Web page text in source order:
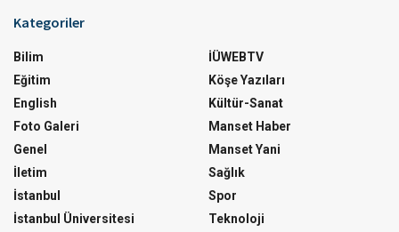
Kategoriler
Bilim
Eğitim
English
Foto Galeri
Genel
İletim
İstanbul
İstanbul Üniversitesi
İÜWEBTV
Köşe Yazıları
Kültür-Sanat
Manset Haber
Manset Yani
Sağlık
Spor
Teknoloji